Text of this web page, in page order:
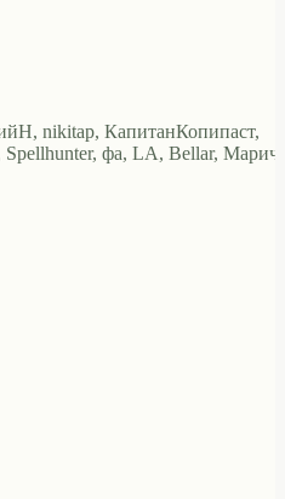
nikitap, КапитанКопипаст,
фа, LA, Bellar, Марич,